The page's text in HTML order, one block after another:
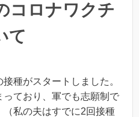
コロナワクチ
て
種がスタートしました。
ており、軍でも志願制で
私の夫はすでに2回接種